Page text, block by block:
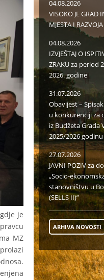
je
MZ
04.08.2026
VISOKO JE GRAD
MJESTA I RAZVOJA
04.08.2026
IZVJEŠTAJ O
ZRAKU za period
2026. godine
31.07.2026
Obavijest –
u konkurenciji za
iz Budžeta Grada
2025/2026 godinu
27.07.2026
JAVNI POZIV za
„Socio-
stanovništvu u
(SELLS II)”
ARHIVA NOVOSTI